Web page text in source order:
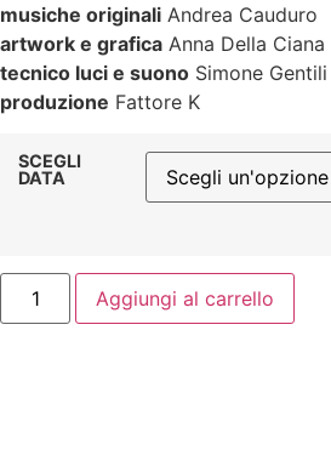
musiche originali Andrea Cauduro
artwork e grafica Anna Della Ciana
tecnico luci e suono Simone Gentili
produzione Fattore K
SCEGLI
DATA
Aggiungi al carrello